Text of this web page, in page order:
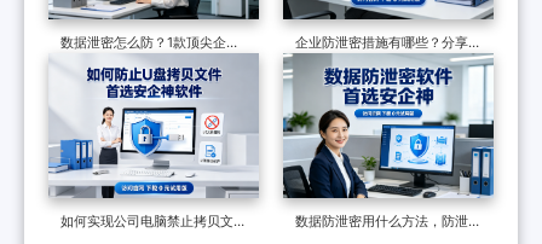
数据泄密怎么防？1款顶尖企业
级数据防泄漏系统力荐，效果很
企业防泄密措施有哪些？分享一
个防泄密软件，防泄密的六种多
维度措施
如何实现公司电脑禁止拷贝文件
数据防泄密用什么方法，防泄密